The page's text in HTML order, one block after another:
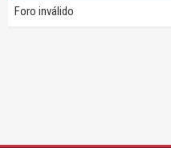
Foro inválido